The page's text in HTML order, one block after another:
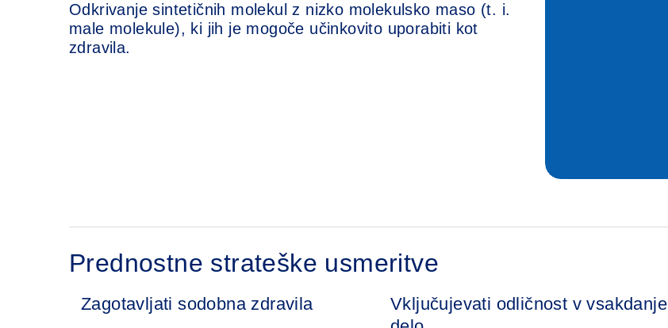
Odkrivanje sintetičnih molekul z nizko molekulsko maso (t. i.
male molekule), ki jih je mogoče učinkovito uporabiti kot
zdravila.
Prednostne strateške usmeritve
Zagotavljati sodobna zdravila
Vključujevati odličnost v vsakdanje